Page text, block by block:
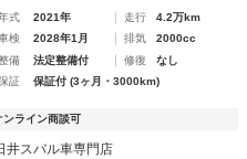
式 2021年 走行
4.2万km
検
2028年1月 排気
2000cc
備
法定整備付 修復
なし
証
保証付 (3ヶ月・3000km)
ンライン商談可
スバル車専門店